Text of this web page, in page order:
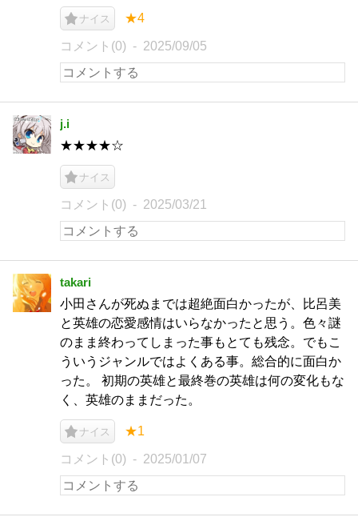
ナイス ★4
コメント(0) 2025/09/05
j.i
★★★★☆
ナイス
コメント(0) 2025/03/21
takari
小田さんが死ぬまでは超絶面白かったが、比呂美
と英雄の恋愛感情はいらなかったと思う。色々謎
のまま終わってしまった事もとても残念。でもこ
ういうジャンルではよくある事。総合的に面白か
った。 初期の英雄と最終巻の英雄は何の変化もな
く、英雄のままだった。
ナイス ★1
コメント(0) 2025/01/07